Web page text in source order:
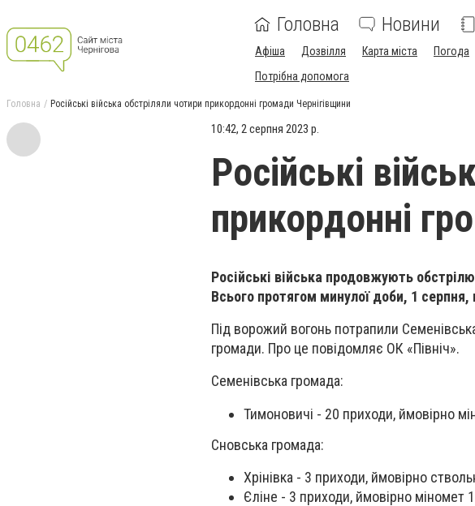
Головна Новини
Афіша Дозвілля Карта міста Погода
Потрібна допомога
Головна Російські війська обстріляли чотири прикордонні громади Чернігівщини
10:42, 2 серпня 2023 р.
Російські
прикордонні
Російські війська продовжують
Всього протягом минулої доби, 1 серпня,
Під ворожий вогонь потрапили
громади. Про це повідомляє ОК «Північ».
Семенівська громада:
Тимоновичі - 20 приходи, ймовірно
Сновська громада:
Хрінівка - 3 приходи, ймовірно
Єліне - 3 приходи, ймовірно міномет